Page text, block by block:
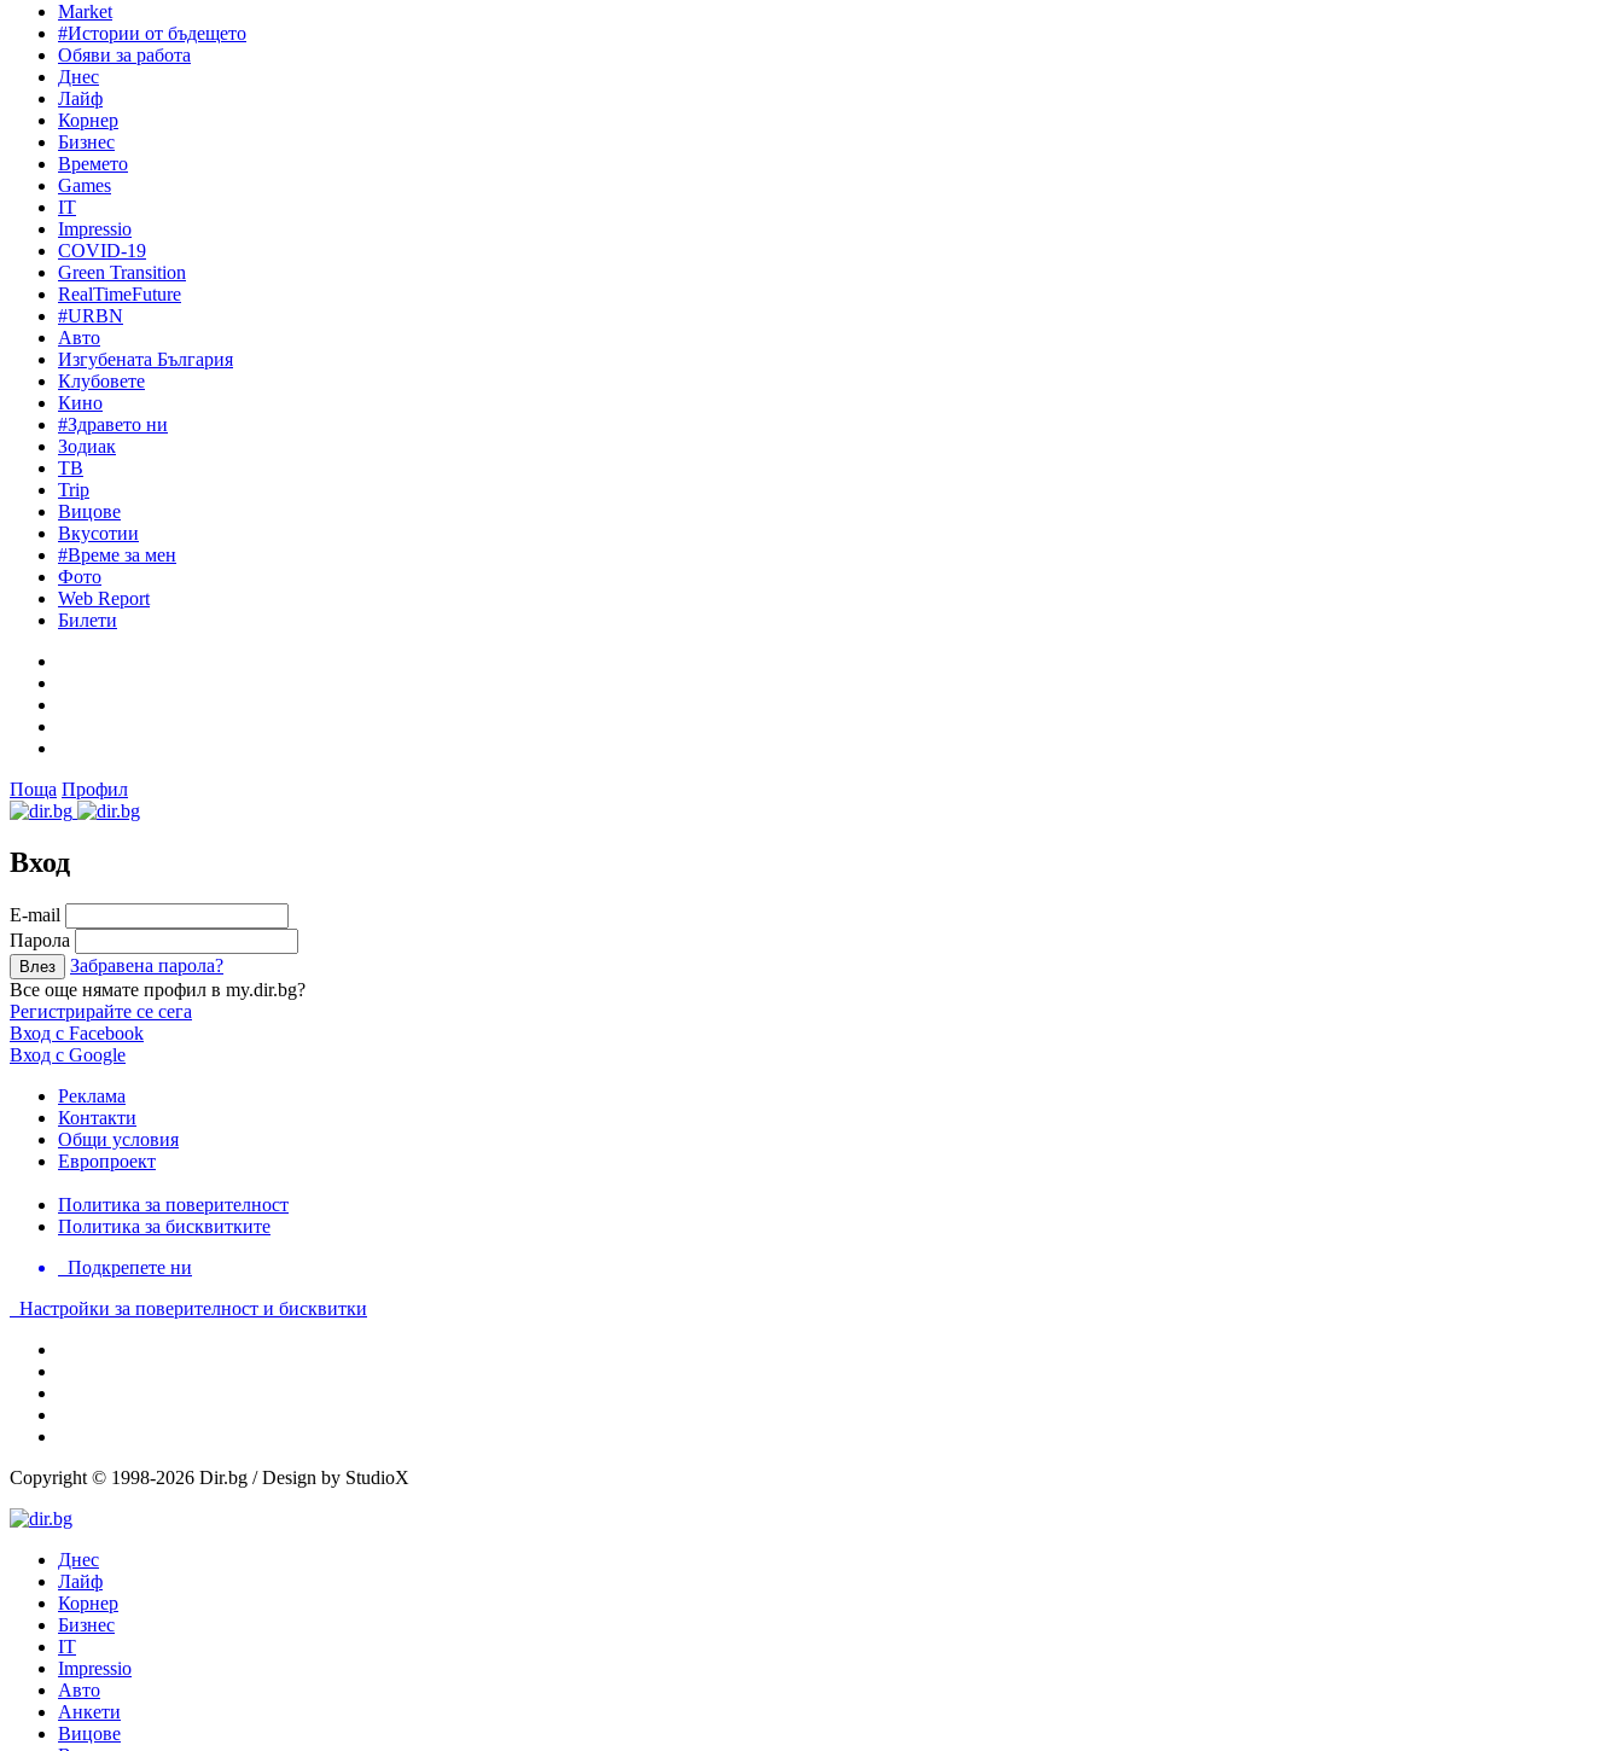
Market
#Истории от бъдещето
Обяви за работа
Днес
Лайф
Корнер
Бизнес
Времето
Games
IT
Impressio
COVID-19
Green Transition
RealTimeFuture
#URBN
Авто
Изгубената България
Клубовете
Кино
#Здравето ни
Зодиак
ТВ
Trip
Вицове
Вкусотии
#Време за мен
Фото
Web Report
Билети
Поща Профил
Вход
Е-mail
Парола
Забравена парола?
Все още нямате профил в my.dir.bg?
Регистрирайте се сега
Вход с Facebook
Вход с Google
Реклама
Контакти
Общи условия
Европроект
Политика за поверителност
Политика за бисквитките
Подкрепете ни
Настройки за поверителност и бисквитки
Copyright © 1998-2026 Dir.bg / Design by StudioX
Днес
Лайф
Корнер
Бизнес
IT
Impressio
Авто
Анкети
Вицове